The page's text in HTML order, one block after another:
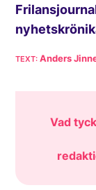
Anders
Vad